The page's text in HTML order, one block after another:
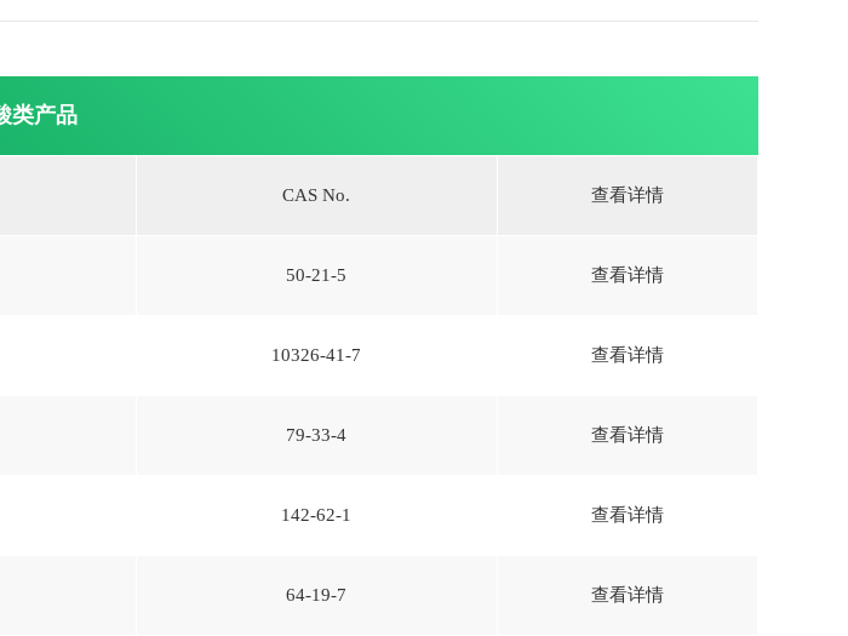
类产品
CAS No. 查看详情
50-21-5 查看详情
10326-41-7 查看详情
79-33-4 查看详情
142-62-1 查看详情
64-19-7 查看详情